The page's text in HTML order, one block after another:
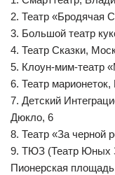
2. Театр «Бродячая
3. Большой театр
4. Театр Сказки,
5. Клоун-мим-театр
6. Театр марионеток,
7. Детский
Дюкло, 6
8. Театр «За черной
9. ТЮЗ (Театр Юных
Пионерская